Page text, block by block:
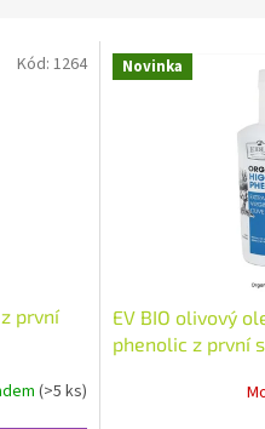
první
(>5 ks)
Kód: 1264 Novinka
EV BIO olivový
phenolic z první